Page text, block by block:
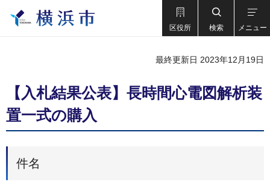
区役所 検索 メニュー
最終更新日 2023年12月19日
【入札結果公表】長時間心電図解析装
置一式の購入
件名